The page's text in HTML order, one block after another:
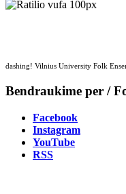
dashing! Vilnius University Folk
Bendraukime per /
Facebook
Instagram
YouTube
RSS